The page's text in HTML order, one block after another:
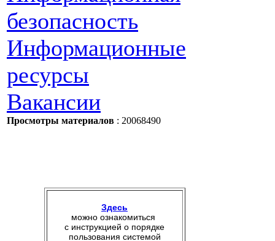
безопасность
Информационные
ресурсы
Вакансии
Просмотры материалов : 20068490
Здесь
можно ознакомиться
с инструкцией о порядке
пользования системой